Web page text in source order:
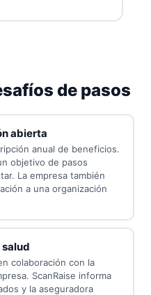
de pasos
abierta
anual de beneficios.
objetivo de pasos
La empresa también
a una organización
colaboración con la
ScanRaise informa
y la aseguradora